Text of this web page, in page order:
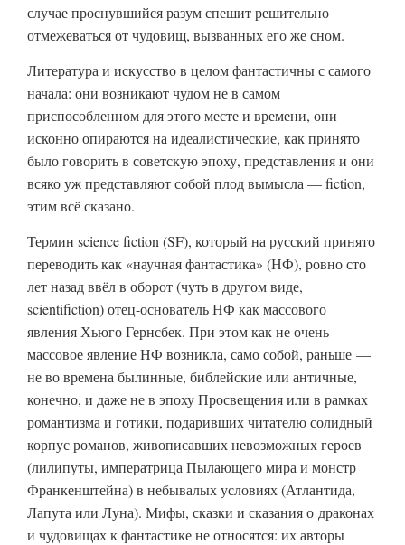
случае проснувшийся разум спешит решительно
отмежеваться от чудовищ, вызванных его же сном.
Литература и искусство в целом фантастичны с самого
начала: они возникают чудом не в самом
приспособленном для этого месте и времени, они
исконно опираются на идеалистические, как принято
было говорить в советскую эпоху, представления и они
всяко уж представляют собой плод вымысла — fiction,
этим всё сказано.
Термин science fiction (SF), который на русский принято
переводить как «научная фантастика» (НФ), ровно сто
лет назад ввёл в оборот (чуть в другом виде,
scientifiction) отец-основатель НФ как массового
явления Хьюго Гернсбек. При этом как не очень
массовое явление НФ возникла, само собой, раньше —
не во времена былинные, библейские или античные,
конечно, и даже не в эпоху Просвещения или в рамках
романтизма и готики, подаривших читателю солидный
корпус романов, живописавших невозможных героев
(лилипуты, императрица Пылающего мира и монстр
Франкенштейна) в небывалых условиях (Атлантида,
Лапута или Луна). Мифы, сказки и сказания о драконах
и чудовищах к фантастике не относятся: их авторы